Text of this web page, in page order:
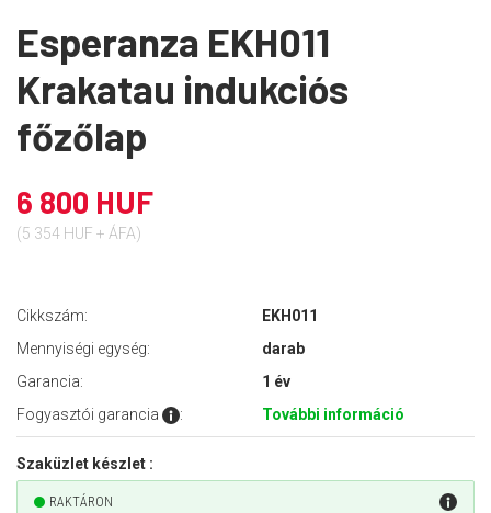
Esperanza EKH011
Krakatau indukciós
főzőlap
6 800 HUF
(5 354 HUF + ÁFA)
Cikkszám:
EKH011
Mennyiségi egység:
darab
Garancia:
1 év
Fogyasztói garancia
: További információ
Szaküzlet készlet :
RAKTÁRON